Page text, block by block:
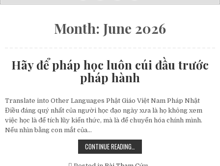
Month: June 2026
Hãy để pháp học luôn cúi đầu trước
pháp hành
Translate into Other Languages Phật Giáo Việt Nam Pháp Nhật
Điều đáng quý nhất của người học đạo ngày xưa là họ không xem
việc học là để tích lũy kiến thức, mà là để chuyển hóa chính mình.
Nếu nhìn bằng con mắt của…
CONTINUE READING…
ĐỂ